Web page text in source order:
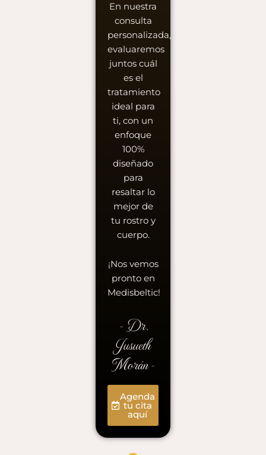
En nuestra
consulta
personalizada,
evaluaremos
juntos cuál
es el
tratamiento
ideal para
ti, con un
enfoque
100%
diseñado
para
resaltar lo
mejor de
tu rostro y
cuerpo.
¡Nos vemos
pronto en
Medisbeltic!
- Dr.
Jusueth
Morán -
Agenda
tu cita
aquí